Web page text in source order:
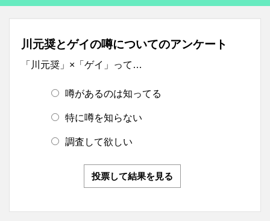
川元奨とゲイの噂についてのアンケート
「川元奨」×「ゲイ」って…
噂があるのは知ってる
特に噂を知らない
調査して欲しい
投票して結果を見る